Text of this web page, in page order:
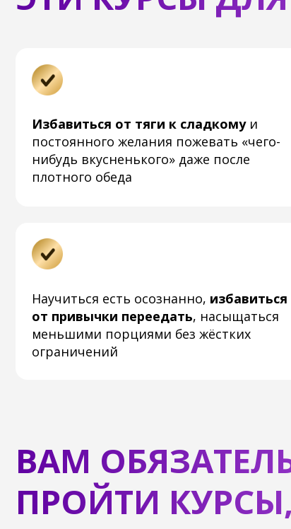
постоянного желания пожевать «чего-
Научиться есть осознанно,избавиться
от привычки переедать, насыщаться
меньшими порциями без жёстких
ВАМ
ПРОЙТИ КУРСЫ,
«Сахарные качели», когда после
съеденного настроение сначала
поднимается до небес, а затем резко
снижается, требуя новой «дозаправки»